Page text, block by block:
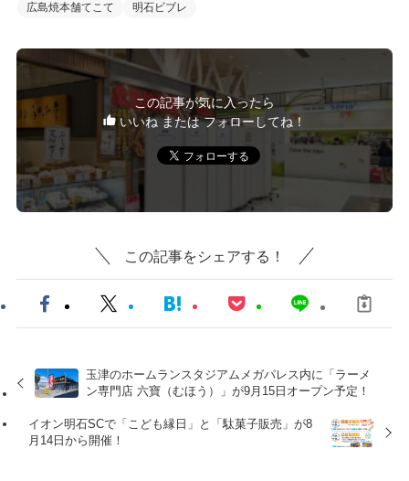
広島焼本舗てこて
明石ビブレ
この記事が気に入ったら
いいね または フォローしてね！
この記事をシェアする！
玉津のホームランスタジアムメガパレス内に「ラーメ
ン専門店 六寶（むほう）」が9月15日オープン予定！
イオン明石SCで「こども縁日」と「駄菓子販売」が8
月14日から開催！